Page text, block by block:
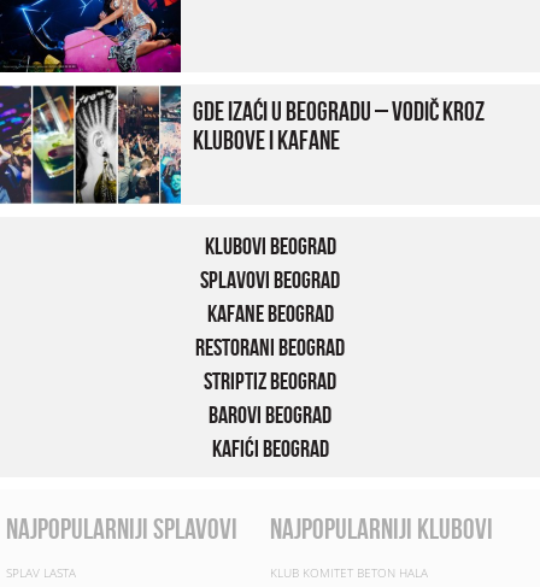
Gde izaći u Beogradu – vodič kroz
klubove i kafane
Klubovi Beograd
Splavovi Beograd
Kafane Beograd
Restorani Beograd
Striptiz Beograd
Barovi Beograd
Kafići Beograd
najpopularniji splavovi
SPLAV LASTA
najpopularniji klubovi
KLUB KOMITET BETON HALA